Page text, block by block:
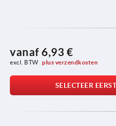
vanaf 6,93 €
excl. BTW plus verzendkosten
SELECTEER